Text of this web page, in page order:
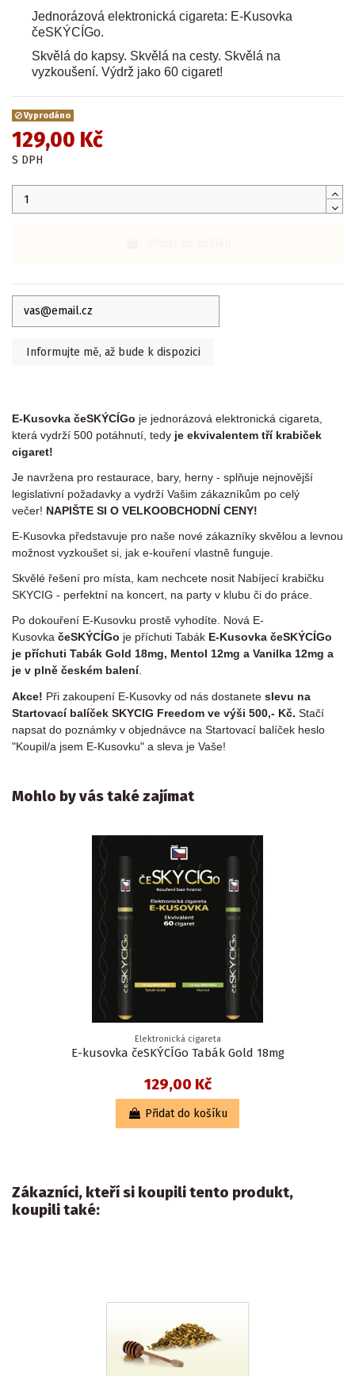
Jednorázová elektronická cigareta: E-Kusovka
čeSKÝCÍGo.
Skvělá do kapsy. Skvělá na cesty. Skvělá na
vyzkoušení. Výdrž jako 60 cigaret!
Vyprodáno
129,00 Kč
S DPH
E-Kusovka čeSKÝCÍGo je jednorázová elektronická cigareta,
která vydrží 500 potáhnutí, tedy je ekvivalentem tří krabiček
cigaret!
Je navržena pro restaurace, bary, herny - splňuje nejnovější
legislativní požadavky a vydrží Vašim zákazníkům po celý
večer! NAPIŠTE SI O VELKOOBCHODNÍ CENY!
E-Kusovka představuje pro naše nové zákazníky skvělou a levnou
možnost vyzkoušet si, jak e-kouření vlastně funguje.
Skvělé řešení pro místa, kam nechcete nosit Nabíjecí krabičku
SKYCIG - perfektní na koncert, na party v klubu či do práce.
Po dokouření E-Kusovku prostě vyhodíte. Nová E-
Kusovka čeSKÝCÍGo je příchuti Tabák E-Kusovka čeSKÝCÍGo
je příchuti Tabák Gold 18mg, Mentol 12mg a Vanilka 12mg a
je v plně českém balení.
Akce! Při zakoupení E-Kusovky od nás dostanete slevu na
Startovací balíček SKYCIG Freedom ve výši 500,- Kč. Stačí
napsat do poznámky v objednávce na Startovací balíček heslo
"Koupil/a jsem E-Kusovku" a sleva je Vaše!
Mohlo by vás také zajímat
Elektronická cigareta
E-kusovka čeSKÝCÍGo Tabák Gold 18mg
129,00 Kč
Přidat do košíku
Zákazníci, kteří si koupili tento produkt,
koupili také: